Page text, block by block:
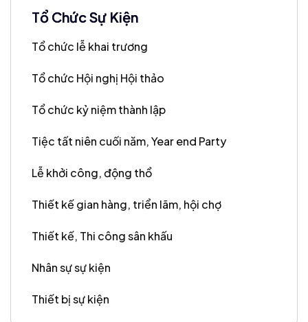
Tổ Chức Sự Kiện
Tổ chức lễ khai trương
Tổ chức Hội nghị Hội thảo
Tổ chức kỷ niệm thành lập
Tiệc tất niên cuối năm, Year end Party
Lễ khởi công, động thổ
Thiết kế gian hàng, triển lãm, hội chợ
Thiết kế, Thi công sân khấu
Nhân sự sự kiện
Thiết bị sự kiện